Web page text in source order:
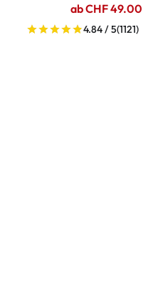
ab CHF 49.00
4.84 / 5(1121)